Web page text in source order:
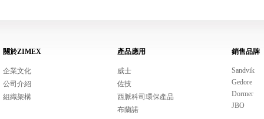
關於ZIMEX
企業文化
公司介紹
組織架構
產品應用
威士
佐技
西脈科司環保產品
布蘭諾
銷售品牌
Sandvik
Gedore
Dormer
JBO